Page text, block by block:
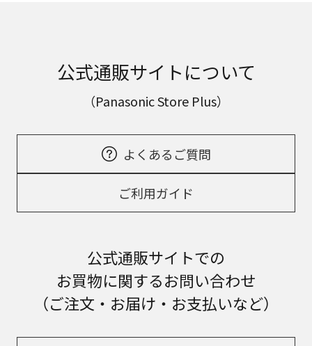
公式通販サイトについて
（Panasonic Store Plus）
よくあるご質問
ご利用ガイド
公式通販サイトでの
お買物に関するお問い合わせ
（ご注文・お届け・お支払いなど）